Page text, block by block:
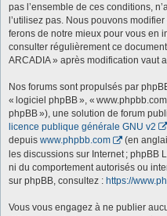
pas l’ensemble de ces conditions,
l’utilisez pas. Nous pouvons
ferons de notre mieux pour vous en
consulter régulièrement ce
ARCADIA » après modification vaut
Nos forums sont propulsés par
« logiciel phpBB », «
phpBB »), une solution de forum
licence publique générale GNU v2
depuis www.phpbb.com
(en
les discussions sur Internet ; phpBB
ni du comportement autorisés ou
sur phpBB, consultez : https://
Vous vous engagez à ne publier